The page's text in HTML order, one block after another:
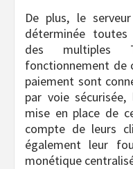
De plus, le
déterminée
des multiples
fonctionnement de
paiement sont
par voie
mise en place de
compte de leurs
également leur
monétique